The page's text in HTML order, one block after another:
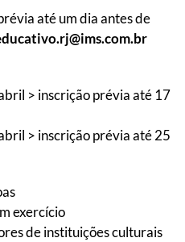
até um dia antes de
> inscrição prévia até 17
> inscrição prévia até 25
exercício
de instituições culturais